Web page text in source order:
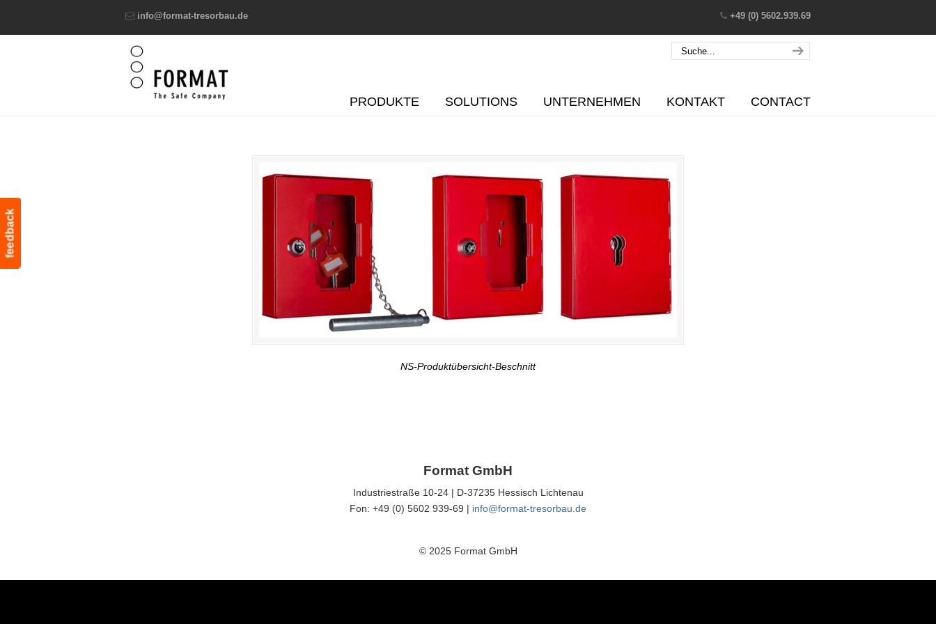
feedback
info@format-tresorbau.de +49 (0) 5602.939.69
PRODUKTE SOLUTIONS UNTERNEHMEN KONTAKT CONTACT
NS-Produktübersicht-Beschnitt
Format GmbH
Industriestraße 10-24 | D-37235 Hessisch Lichtenau
Fon: +49 (0) 5602 939-69 | info@format-tresorbau.de
© 2025 Format GmbH